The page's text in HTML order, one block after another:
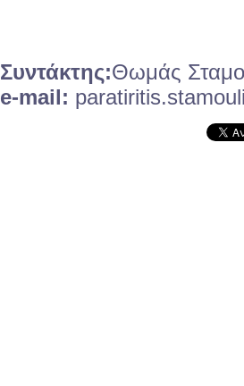
Συντάκτης:Θωμάς
e-mail: